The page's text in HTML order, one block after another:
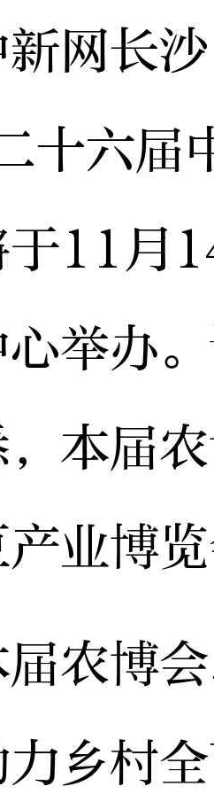
长沙
十六届
于11月
举办
，本届
业博
博会
力乡村